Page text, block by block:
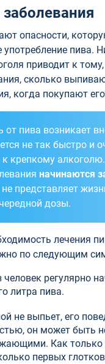
опасности,
употребление пива.
приводит к
сколько
когда покупают
от пива возникает
не так быстро и
к крепкому
начинаются
представляет
дозы.
лечения
по следующим
человек регулярно
литра пива.
не выпьет, его
он может быть
Как только
первых